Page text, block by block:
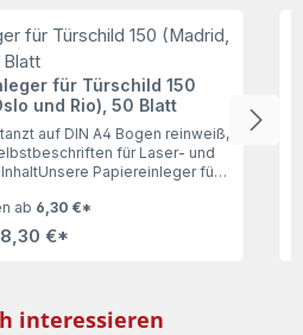
für Türschild 150
und Rio), 50 Blatt
auf DIN A4 Bogen reinweiß,
für Laser- und
Papiereinleger für
Mit 110 Gramm haben die
Stärke zum bequemen
auf DIN A4 wird die
ab 6,30 €*
€*
interessieren